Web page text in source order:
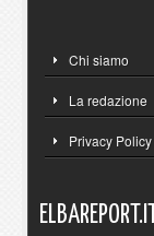
Chi siamo
La redazione
Privacy Policy
ELBAREPORT.IT